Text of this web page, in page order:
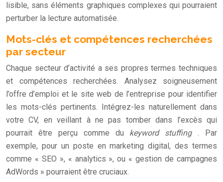
lisible, sans éléments graphiques complexes qui pourraient
perturber la lecture automatisée.
Mots-clés et compétences recherchées
par secteur
Chaque secteur d’activité a ses propres termes techniques
et compétences recherchées. Analysez soigneusement
l’offre d’emploi et le site web de l’entreprise pour identifier
les mots-clés pertinents. Intégrez-les naturellement dans
votre CV, en veillant à ne pas tomber dans l’excès qui
pourrait être perçu comme du keyword stuffing. Par
exemple, pour un poste en marketing digital, des termes
comme « SEO », « analytics », ou « gestion de campagnes
AdWords » pourraient être cruciaux.